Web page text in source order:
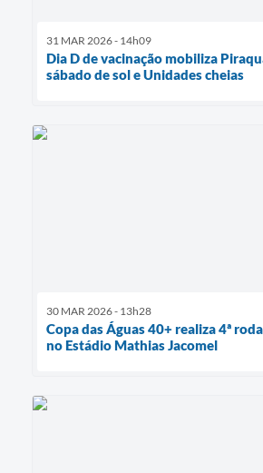
31 MAR 2026 - 14h09
Dia D de vacinação mobiliza
sábado de sol e Unidades cheias
30 MAR 2026 - 13h28
Copa das Águas 40+ realiza 4ª
no Estádio Mathias Jacomel